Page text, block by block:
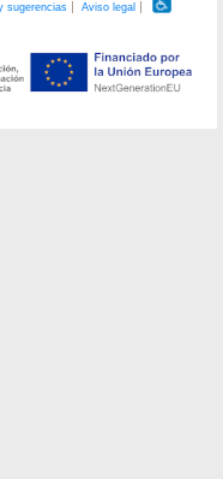
sugerencias
Aviso legal